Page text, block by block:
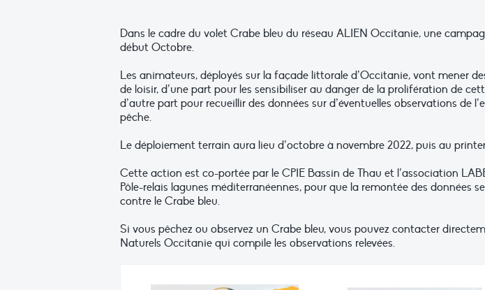
Dans le cadre du volet Crabe bleu du réseau ALIEN Occitanie, une
début Octobre.
Les animateurs, déployés sur la façade littorale d’Occitanie, vont mener
de loisir, d’une part pour les sensibiliser au danger de la prolifération de
d’autre part pour recueillir des données sur d’éventuelles observations de
pêche.
Le déploiement terrain aura lieu d’octobre à novembre 2022, puis au
Cette action est co-portée par le CPIE Bassin de Thau et l’association
Pôle-relais lagunes méditerranéennes, pour que la remontée des données
contre le Crabe bleu.
Si vous pêchez ou observez un Crabe bleu, vous pouvez contacter
Naturels Occitanie qui compile les observations relevées.